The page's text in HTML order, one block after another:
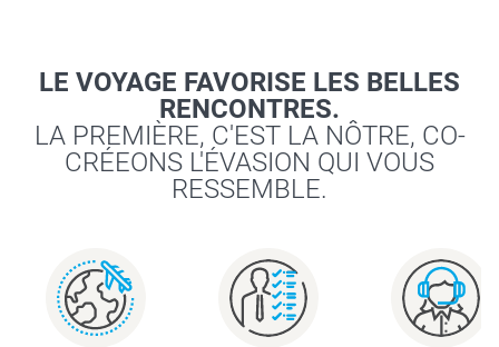
LE VOYAGE FAVORISE LES BELLES
RENCONTRES.
LA PREMIÈRE, C'EST LA NÔTRE, CO-
CRÉEONS L'ÉVASION QUI VOUS
RESSEMBLE.